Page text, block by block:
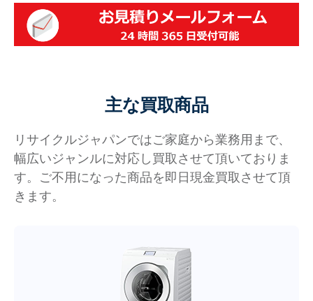
主な買取商品
リサイクルジャパンではご家庭から業務用まで、
幅広いジャンルに対応し買取させて頂いておりま
す。ご不用になった商品を即日現金買取させて頂
きます。